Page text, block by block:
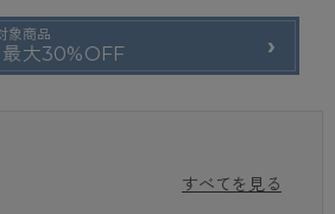
たらない仕様で、はき心地の良さを追求し
が目立ちにくい！
象商品
最大30%OFF
すべてを見る